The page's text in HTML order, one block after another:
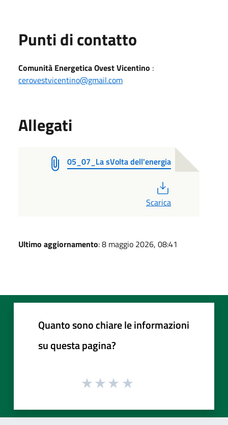
Punti di contatto
Comunità Energetica Ovest Vicentino :
cerovestvicentino@gmail.com
Allegati
05_07_La sVolta dell'energia
Scarica
Ultimo aggiornamento: 8 maggio 2026, 08:41
Quanto sono chiare le informazioni
su questa pagina?